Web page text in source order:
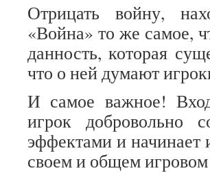
Отрицать войну,
«Война» то же самое,
данность, которая
что о ней думают
И самое важное!
игрок добровольно
эффектами и начинает
своем и общем игровом